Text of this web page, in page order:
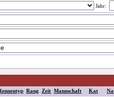
Jahr:
Rang Zeit Mannschaft Kat